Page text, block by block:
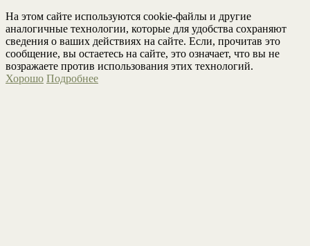
На этом сайте используются cookie-файлы и другие
аналогичные технологии, которые для удобства сохраняют
сведения о ваших действиях на сайте. Если, прочитав это
сообщение, вы остаетесь на сайте, это означает, что вы не
возражаете против использования этих технологий.
Хорошо Подробнее